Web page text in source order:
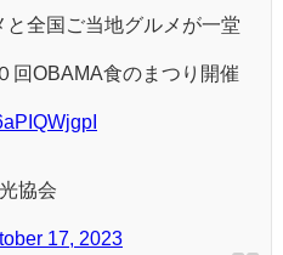
全国ご当地グルメが一堂
回OBAMA食のまつり開催
協会
17, 2023